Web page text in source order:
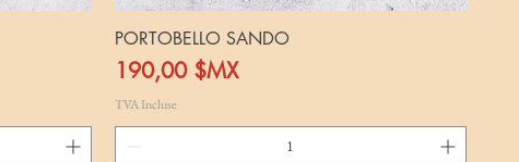
PORTOBELLO SANDO
Prix
190,00 $MX
TVA Incluse